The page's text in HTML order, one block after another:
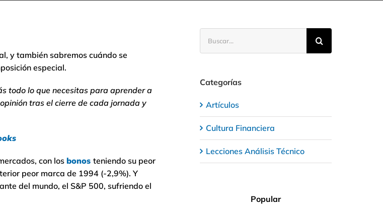
y también sabremos cuándo se
especial.
todo lo que necesitas para aprender a
tras el cierre de cada jornada y
con los bonos teniendo su peor
peor marca de 1994 (-2,9%). Y
del mundo, el S&P 500, sufriendo el
Categorías
Artículos
Cultura Financiera
Lecciones Análisis Técnico
Popular